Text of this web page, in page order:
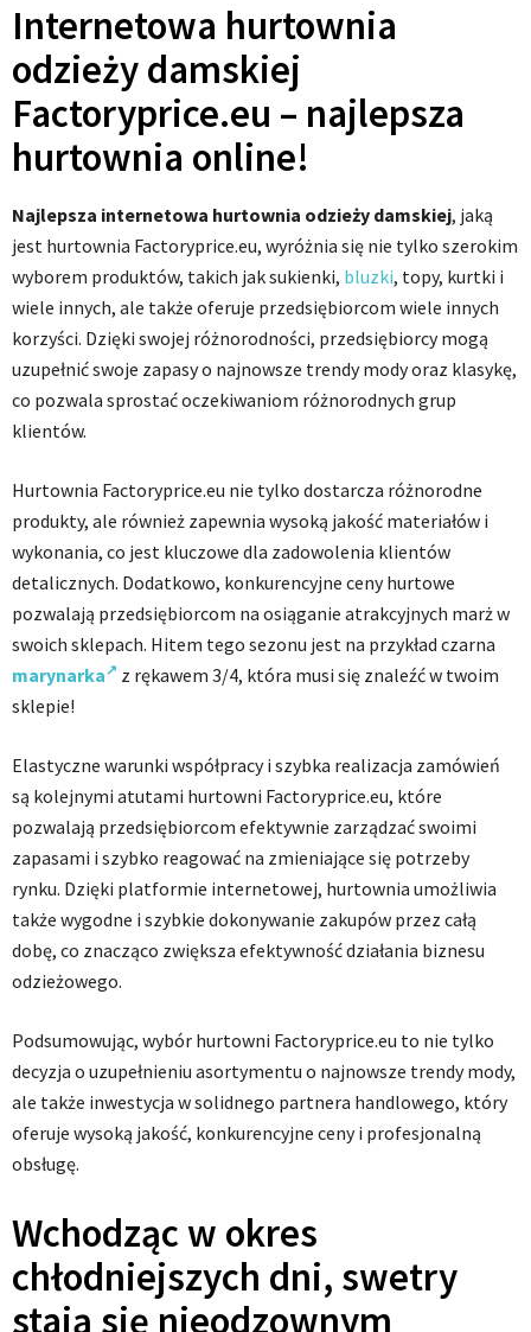
Internetowa hurtownia
odzieży damskiej
Factoryprice.eu – najlepsza
hurtownia online!
Najlepsza internetowa hurtownia odzieży damskiej, jaką
jest hurtownia Factoryprice.eu, wyróżnia się nie tylko szerokim
wyborem produktów, takich jak sukienki, bluzki, topy, kurtki i
wiele innych, ale także oferuje przedsiębiorcom wiele innych
korzyści. Dzięki swojej różnorodności, przedsiębiorcy mogą
uzupełnić swoje zapasy o najnowsze trendy mody oraz klasykę,
co pozwala sprostać oczekiwaniom różnorodnych grup
klientów.
Hurtownia Factoryprice.eu nie tylko dostarcza różnorodne
produkty, ale również zapewnia wysoką jakość materiałów i
wykonania, co jest kluczowe dla zadowolenia klientów
detalicznych. Dodatkowo, konkurencyjne ceny hurtowe
pozwalają przedsiębiorcom na osiąganie atrakcyjnych marż w
swoich sklepach. Hitem tego sezonu jest na przykład czarna
marynarka
z rękawem 3/4, która musi się znaleźć w twoim
sklepie!
Elastyczne warunki współpracy i szybka realizacja zamówień
są kolejnymi atutami hurtowni Factoryprice.eu, które
pozwalają przedsiębiorcom efektywnie zarządzać swoimi
zapasami i szybko reagować na zmieniające się potrzeby
rynku. Dzięki platformie internetowej, hurtownia umożliwia
także wygodne i szybkie dokonywanie zakupów przez całą
dobę, co znacząco zwiększa efektywność działania biznesu
odzieżowego.
Podsumowując, wybór hurtowni Factoryprice.eu to nie tylko
decyzja o uzupełnieniu asortymentu o najnowsze trendy mody,
ale także inwestycja w solidnego partnera handlowego, który
oferuje wysoką jakość, konkurencyjne ceny i profesjonalną
obsługę.
Wchodząc w okres
chłodniejszych dni, swetry
stają się nieodzownym